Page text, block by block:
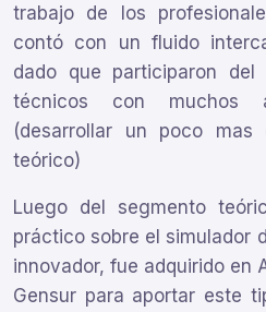
trabajo de los
contó con un fluido
dado que participaron del
técnicos con muchos
(desarrollar un poco
teórico)
Luego del segmento
práctico sobre el simulador
innovador, fue adquirido en
Gensur para aportar este